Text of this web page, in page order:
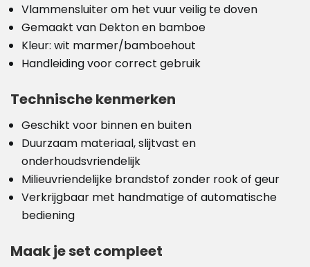
Vlammensluiter om het vuur veilig te doven
Gemaakt van Dekton en bamboe
Kleur: wit marmer/bamboehout
Handleiding voor correct gebruik
Technische kenmerken
Geschikt voor binnen en buiten
Duurzaam materiaal, slijtvast en
onderhoudsvriendelijk
Milieuvriendelijke brandstof zonder rook of geur
Verkrijgbaar met handmatige of automatische
bediening
Maak je set compleet